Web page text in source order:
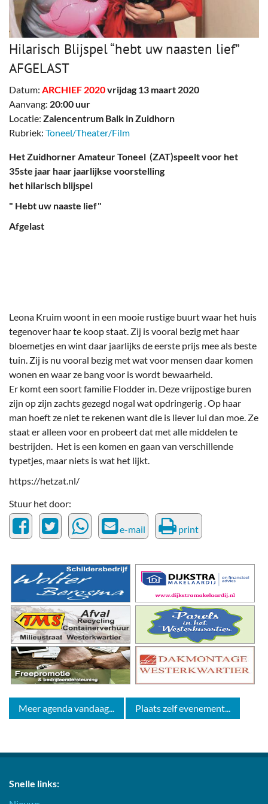
Hilarisch Blijspel “hebt uw naasten lief”
AFGELAST
Datum: ARCHIEF 2020vrijdag 13 maart 2020
Aanvang: 20:00 uur
Locatie: Zalencentrum Balk in Zuidhorn
Rubriek: Toneel/Theater/Film
Het Zuidhorner Amateur Toneel (ZAT)speelt voor het
35ste jaar haar jaarlijkse voorstelling
het hilarisch blijspel
" Hebt uw naaste lief"
Afgelast
Leona Kruim woont in een mooie rustige buurt waar het huis
tegenover haar te koop staat. Zij is vooral bezig met haar
bloemetjes en wint daar jaarlijks de eerste prijs mee als beste
tuin. Zij is nu vooral bezig met wat voor mensen daar komen
wonen en waar ze bang voor is wordt bewaarheid.
Er komt een soort familie Flodder in. Deze vrijpostige buren
zijn op zijn zachts gezegd nogal wat opdringerig . Op haar
man hoeft ze niet te rekenen want die is liever lui dan moe. Ze
staat er alleen voor en probeert dat met alle middelen te
bestrijden. Het is een komen en gaan van verschillende
typetjes, maar niets is wat het lijkt.
https://hetzat.nl/
Stuur het door:
e-mail print
Meer agenda vandaag... Plaats zelf evenement...
Snelle links: